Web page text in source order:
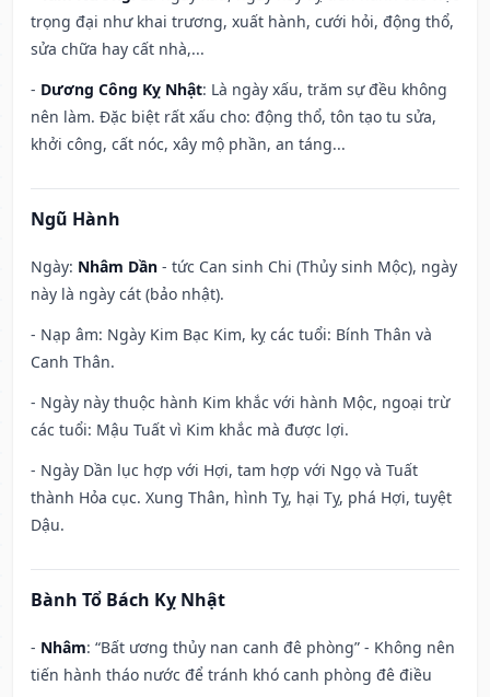
trọng đại như khai trương, xuất hành, cưới hỏi, động thổ,
sửa chữa hay cất nhà,...
- Dương Công Kỵ Nhật: Là ngày xấu, trăm sự đều không
nên làm. Đặc biệt rất xấu cho: động thổ, tôn tạo tu sửa,
khởi công, cất nóc, xây mộ phần, an táng...
Ngũ Hành
Ngày: Nhâm Dần - tức Can sinh Chi (Thủy sinh Mộc), ngày
này là ngày cát (bảo nhật).
- Nạp âm: Ngày Kim Bạc Kim, kỵ các tuổi: Bính Thân và
Canh Thân.
- Ngày này thuộc hành Kim khắc với hành Mộc, ngoại trừ
các tuổi: Mậu Tuất vì Kim khắc mà được lợi.
- Ngày Dần lục hợp với Hợi, tam hợp với Ngọ và Tuất
thành Hỏa cục. Xung Thân, hình Tỵ, hại Tỵ, phá Hợi, tuyệt
Dậu.
Bành Tổ Bách Kỵ Nhật
- Nhâm: “Bất ương thủy nan canh đê phòng” - Không nên
tiến hành tháo nước để tránh khó canh phòng đê điều